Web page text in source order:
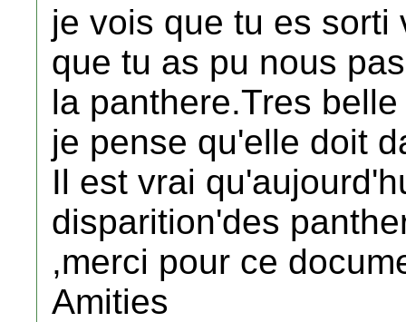
je vois que tu es sorti
que tu as pu nous
la panthere.Tres
je pense qu'elle doit
Il est vrai
disparition'des
,merci pour ce
Amities